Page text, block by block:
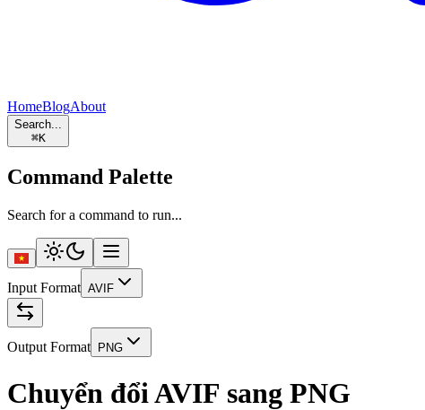
HomeBlogAbout
Search...
⌘K
Command Palette
Search for a command to run...
Input Format AVIF
Output Format PNG
Chuyển đổi AVIF sang PNG